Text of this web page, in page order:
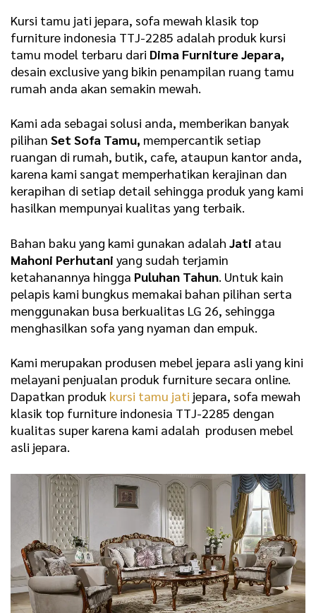
Kursi tamu jati jepara, sofa mewah klasik top
furniture indonesia TTJ-2285 adalah produk kursi
tamu model terbaru dari Dima Furniture Jepara,
desain exclusive yang bikin penampilan ruang tamu
rumah anda akan semakin mewah.
Kami ada sebagai solusi anda, memberikan banyak
pilihan Set Sofa Tamu, mempercantik setiap
ruangan di rumah, butik, cafe, ataupun kantor anda,
karena kami sangat memperhatikan kerajinan dan
kerapihan di setiap detail sehingga produk yang kami
hasilkan mempunyai kualitas yang terbaik.
Bahan baku yang kami gunakan adalah Jati atau
Mahoni Perhutani yang sudah terjamin
ketahanannya hingga Puluhan Tahun. Untuk kain
pelapis kami bungkus memakai bahan pilihan serta
menggunakan busa berkualitas LG 26, sehingga
menghasilkan sofa yang nyaman dan empuk.
Kami merupakan produsen mebel jepara asli yang kini
melayani penjualan produk furniture secara online.
Dapatkan produk kursi tamu jati jepara, sofa mewah
klasik top furniture indonesia TTJ-2285 dengan
kualitas super karena kami adalah produsen mebel
asli jepara.